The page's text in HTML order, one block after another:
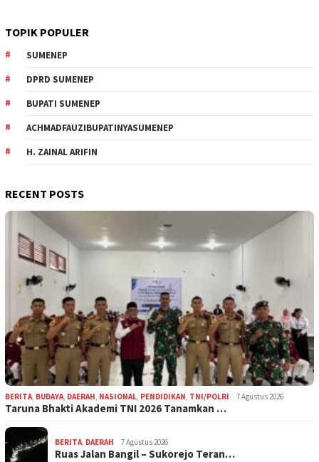
TOPIK POPULER
SUMENEP
DPRD SUMENEP
BUPATI SUMENEP
ACHMADFAUZIBUPATINYASUMENEP
H. ZAINAL ARIFIN
RECENT POSTS
BERITA, BUDAYA, DAERAH, NASIONAL, PENDIDIKAN, TNI/POLRI 7 Agustus 2026
Taruna Bhakti Akademi TNI 2026 Tanamkan …
BERITA, DAERAH 7 Agustus 2026
Ruas Jalan Bangil – Sukorejo Teran…